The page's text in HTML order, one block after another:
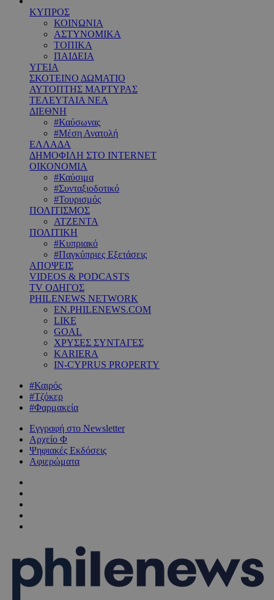
ΚΥΠΡΟΣ
ΚΟΙΝΩΝΙΑ
ΑΣΤΥΝΟΜΙΚΑ
ΤΟΠΙΚΑ
ΠΑΙΔΕΙΑ
ΥΓΕΙΑ
ΣΚΟΤΕΙΝΟ ΔΩΜΑΤΙΟ
ΑΥΤΟΠΤΗΣ ΜΑΡΤΥΡΑΣ
ΤΕΛΕΥΤΑΙΑ ΝΕΑ
ΔΙΕΘΝΗ
#Καύσωνας
#Μέση Ανατολή
ΕΛΛΑΔΑ
ΔΗΜΟΦΙΛΗ ΣΤΟ INTERNET
ΟΙΚΟΝΟΜΙΑ
#Καύσιμα
#Συνταξιοδοτικό
#Τουρισμός
ΠΟΛΙΤΙΣΜΟΣ
ΑΤΖΕΝΤΑ
ΠΟΛΙΤΙΚΗ
#Κυπριακό
#Παγκύπριες Εξετάσεις
ΑΠΟΨΕΙΣ
VIDEOS & PODCASTS
TV ΟΔΗΓΟΣ
PHILENEWS NETWORK
EN.PHILENEWS.COM
LIKE
GOAL
ΧΡΥΣΕΣ ΣΥΝΤΑΓΕΣ
KARIERA
IN-CYPRUS PROPERTY
#Καιρός
#Τζόκερ
#Φαρμακεία
Εγγραφή στο Newsletter
Αρχείο Φ
Ψηφιακές Εκδόσεις
Αφιερώματα